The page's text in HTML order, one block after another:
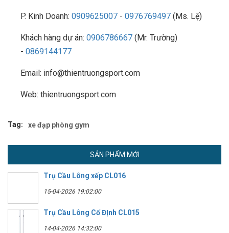
P. Kinh Doanh: 0909625007 - 0976769497 (Ms. Lệ)
Khách hàng dự án: 0906786667 (Mr. Trường)
- 0869144177
Email: info@thientruongsport.com
Web: thientruongsport.com
Tag: xe đạp phòng gym
SẢN PHẨM MỚI
Trụ Cầu Lông xếp CL016
15-04-2026 19:02:00
Trụ Cầu Lông Cố ĐỊnh CL015
14-04-2026 14:32:00